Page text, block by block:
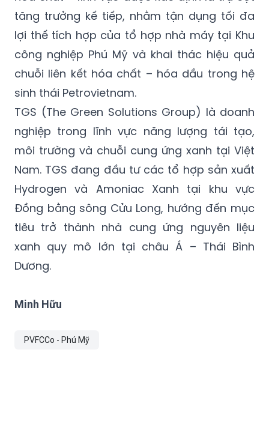
tăng trưởng kế tiếp, nhằm tận dụng tối đa
lợi thế tích hợp của tổ hợp nhà máy tại Khu
công nghiệp Phú Mỹ và khai thác hiệu quả
chuỗi liên kết hóa chất – hóa dầu trong hệ
sinh thái Petrovietnam.
TGS (The Green Solutions Group) là doanh
nghiệp trong lĩnh vực năng lượng tái tạo,
môi trường và chuỗi cung ứng xanh tại Việt
Nam. TGS đang đầu tư các tổ hợp sản xuất
Hydrogen và Amoniac Xanh tại khu vực
Đồng bằng sông Cửu Long, hướng đến mục
tiêu trở thành nhà cung ứng nguyên liệu
xanh quy mô lớn tại châu Á – Thái Bình
Dương.
Minh Hữu
PVFCCo - Phú Mỹ